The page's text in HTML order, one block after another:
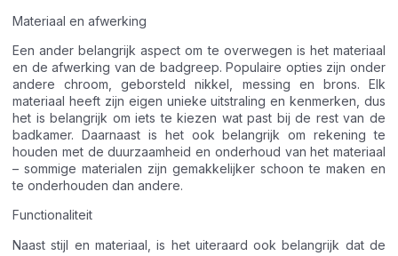
Materiaal en afwerking
Een ander belangrijk aspect om te overwegen is het materiaal
en de afwerking van de badgreep. Populaire opties zijn onder
andere chroom, geborsteld nikkel, messing en brons. Elk
materiaal heeft zijn eigen unieke uitstraling en kenmerken, dus
het is belangrijk om iets te kiezen wat past bij de rest van de
badkamer. Daarnaast is het ook belangrijk om rekening te
houden met de duurzaamheid en onderhoud van het materiaal
– sommige materialen zijn gemakkelijker schoon te maken en
te onderhouden dan andere.
Functionaliteit
Naast stijl en materiaal, is het uiteraard ook belangrijk dat de